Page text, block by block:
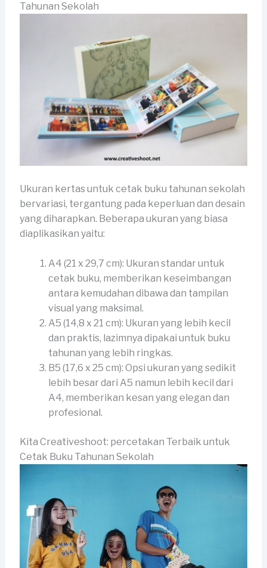
Tahunan Sekolah
Ukuran kertas untuk cetak buku tahunan sekolah
bervariasi, tergantung pada keperluan dan desain
yang diharapkan. Beberapa ukuran yang biasa
diaplikasikan yaitu:
A4 (21 x 29,7 cm): Ukuran standar untuk
cetak buku, memberikan keseimbangan
antara kemudahan dibawa dan tampilan
visual yang maksimal.
A5 (14,8 x 21 cm): Ukuran yang lebih kecil
dan praktis, lazimnya dipakai untuk buku
tahunan yang lebih ringkas.
B5 (17,6 x 25 cm): Opsi ukuran yang sedikit
lebih besar dari A5 namun lebih kecil dari
A4, memberikan kesan yang elegan dan
profesional.
Kita Creativeshoot: percetakan Terbaik untuk
Cetak Buku Tahunan Sekolah